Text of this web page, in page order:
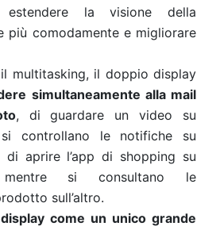
estendere la visione della
più comodamente e migliorare
multitasking, il doppio display
simultaneamente alla mail
, di guardare un video su
si controllano le notifiche su
di aprire l’app di shopping su
si consultano le
sull’altro.
come un unico grande